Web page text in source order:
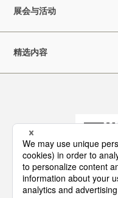
展会与活动
精选内容